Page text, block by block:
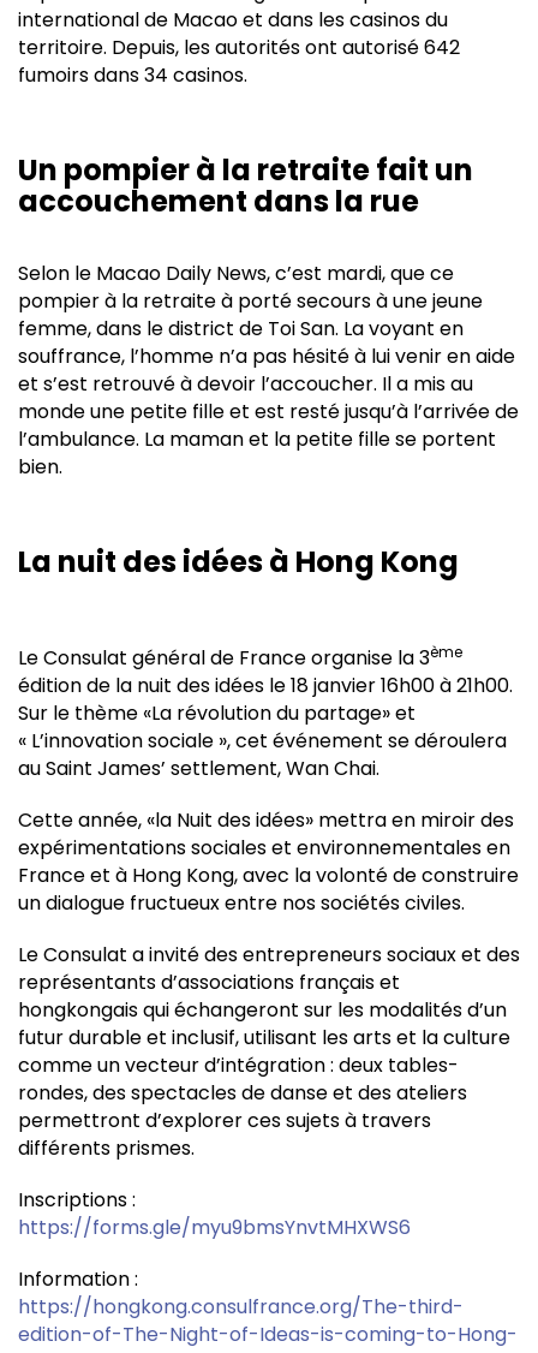
international de Macao et dans les casinos du
territoire. Depuis, les autorités ont autorisé 642
fumoirs dans 34 casinos.
Un pompier à la retraite fait un
accouchement dans la rue
Selon le Macao Daily News, c’est mardi, que ce
pompier à la retraite à porté secours à une jeune
femme, dans le district de Toi San. La voyant en
souffrance, l’homme n’a pas hésité à lui venir en aide
et s’est retrouvé à devoir l’accoucher. Il a mis au
monde une petite fille et est resté jusqu’à l’arrivée de
l’ambulance. La maman et la petite fille se portent
bien.
La nuit des idées à Hong Kong
Le Consulat général de France organise la 3ème
édition de la nuit des idées le 18 janvier 16h00 à 21h00.
Sur le thème «La révolution du partage» et
« L’innovation sociale », cet événement se déroulera
au Saint James’ settlement, Wan Chai.
Cette année, «la Nuit des idées» mettra en miroir des
expérimentations sociales et environnementales en
France et à Hong Kong, avec la volonté de construire
un dialogue fructueux entre nos sociétés civiles.
Le Consulat a invité des entrepreneurs sociaux et des
représentants d’associations français et
hongkongais qui échangeront sur les modalités d’un
futur durable et inclusif, utilisant les arts et la culture
comme un vecteur d’intégration : deux tables-
rondes, des spectacles de danse et des ateliers
permettront d’explorer ces sujets à travers
différents prismes.
Inscriptions :
https://forms.gle/myu9bmsYnvtMHXWS6
Information:
https://hongkong.consulfrance.org/The-third-
edition-of-The-Night-of-Ideas-is-coming-to-Hong-